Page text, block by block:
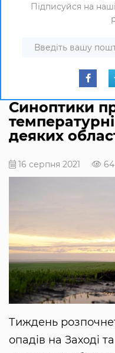
Підписуйся на
Синоптики
деяких
16 серпня 2021 64
Тиждень
опадів на Заході